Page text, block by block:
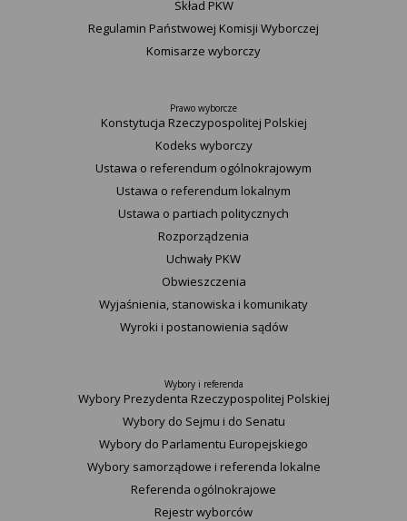
Skład PKW
Regulamin Państwowej Komisji Wyborczej
Komisarze wyborczy
Prawo wyborcze
Konstytucja Rzeczypospolitej Polskiej​
Kodeks wyborczy
Ustawa o referendum ogólnokrajowym
Ustawa o referendum lokalnym
Ustawa o partiach politycznych
Rozporządzenia
Uchwały PKW
Obwieszczenia
Wyjaśnienia, stanowiska i komunikaty
Wyroki i postanowienia sądów
Wybory i referenda
Wybory Prezydenta Rzeczypospolitej Polskiej
Wybory do Sejmu i do Senatu
Wybory do Parlamentu Europejskiego
Wybory samorządowe i referenda lokalne
Referenda ogólnokrajowe
Rejestr wyborców